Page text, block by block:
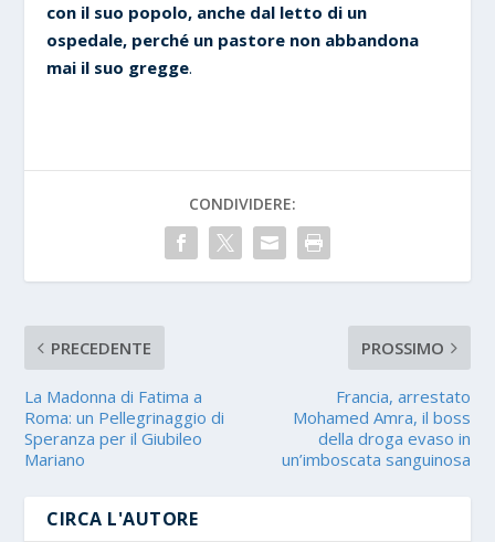
con il suo popolo, anche dal letto di un
ospedale, perché un pastore non abbandona
mai il suo gregge.
CONDIVIDERE:
PRECEDENTE
La Madonna di Fatima a
Roma: un Pellegrinaggio di
Speranza per il Giubileo
Mariano
PROSSIMO
Francia, arrestato
Mohamed Amra, il boss
della droga evaso in
un’imboscata sanguinosa
CIRCA L'AUTORE